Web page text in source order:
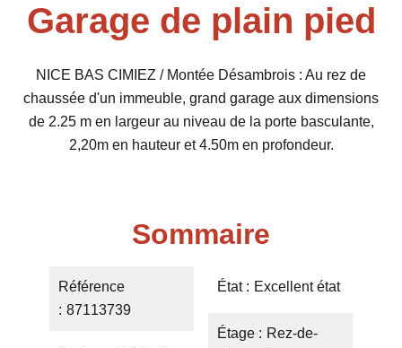
Garage de plain pied
NICE BAS CIMIEZ / Montée Désambrois : Au rez de
chaussée d'un immeuble, grand garage aux dimensions
de 2.25 m en largeur au niveau de la porte basculante,
2,20m en hauteur et 4.50m en profondeur.
Sommaire
Référence
87113739
État Excellent état
Étage
Rez-de-